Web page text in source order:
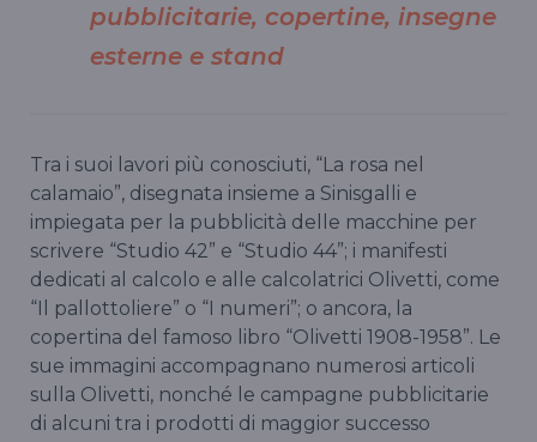
pubblicitarie, copertine, insegne
esterne e stand
Tra i suoi lavori più conosciuti, “La rosa nel
calamaio”, disegnata insieme a Sinisgalli e
impiegata per la pubblicità delle macchine per
scrivere “Studio 42” e “Studio 44”; i manifesti
dedicati al calcolo e alle calcolatrici Olivetti, come
“Il pallottoliere” o “I numeri”; o ancora, la
copertina del famoso libro “Olivetti 1908-1958”. Le
sue immagini accompagnano numerosi articoli
sulla Olivetti, nonché le campagne pubblicitarie
di alcuni tra i prodotti di maggior successo